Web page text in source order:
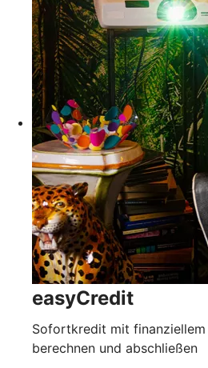
easyCredit
Sofortkredit mit
berechnen und abschließen